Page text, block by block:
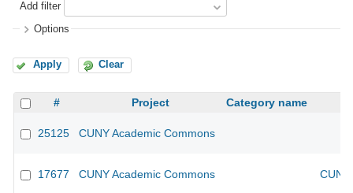
Add filter
Options
Apply Clear
# Project Category name
25125 CUNY Academic Commons
17677 CUNY Academic Commons